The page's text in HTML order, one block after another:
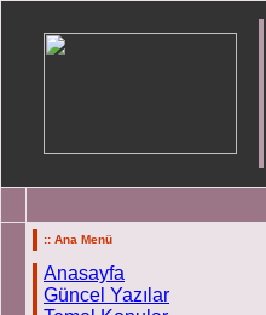
:: Ana Menü
Anasayfa
Güncel Yazılar